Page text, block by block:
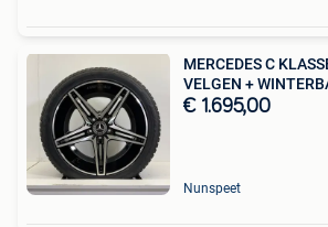
MERCEDES C
VELGEN +
€ 1.695,00
Nunspeet